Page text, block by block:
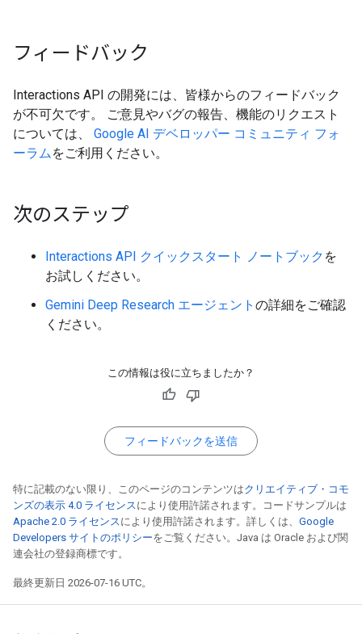
フィードバック
Interactions API の開発には、皆様からのフィードバック
が不可欠です。 ご意見やバグの報告、機能のリクエスト
については、 Google AI デベロッパー コミュニティ フォ
ーラムをご利用ください。
次のステップ
Interactions API クイックスタート ノートブック を
お試しください。
Gemini Deep Research エージェント の詳細をご確認
ください。
この情報は役に立ちましたか？
フィードバックを送信
特に記載のない限り、このページのコンテンツはクリエイティブ・コモ
ンズの表示 4.0 ライセンスにより使用許諾されます。コードサンプルは
Apache 2.0 ライセンスにより使用許諾されます。詳しくは、 Google
Developers サイトのポリシーをご覧ください。Java は Oracle および関
連会社の登録商標です。
最終更新日 2026-07-16 UTC。